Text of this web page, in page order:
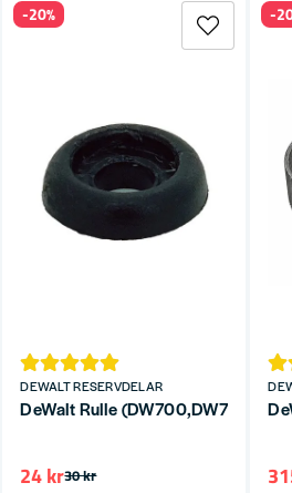
DEWALT RESERVDELAR
DeWalt Rulle
30 kr
24 kr
-20% -